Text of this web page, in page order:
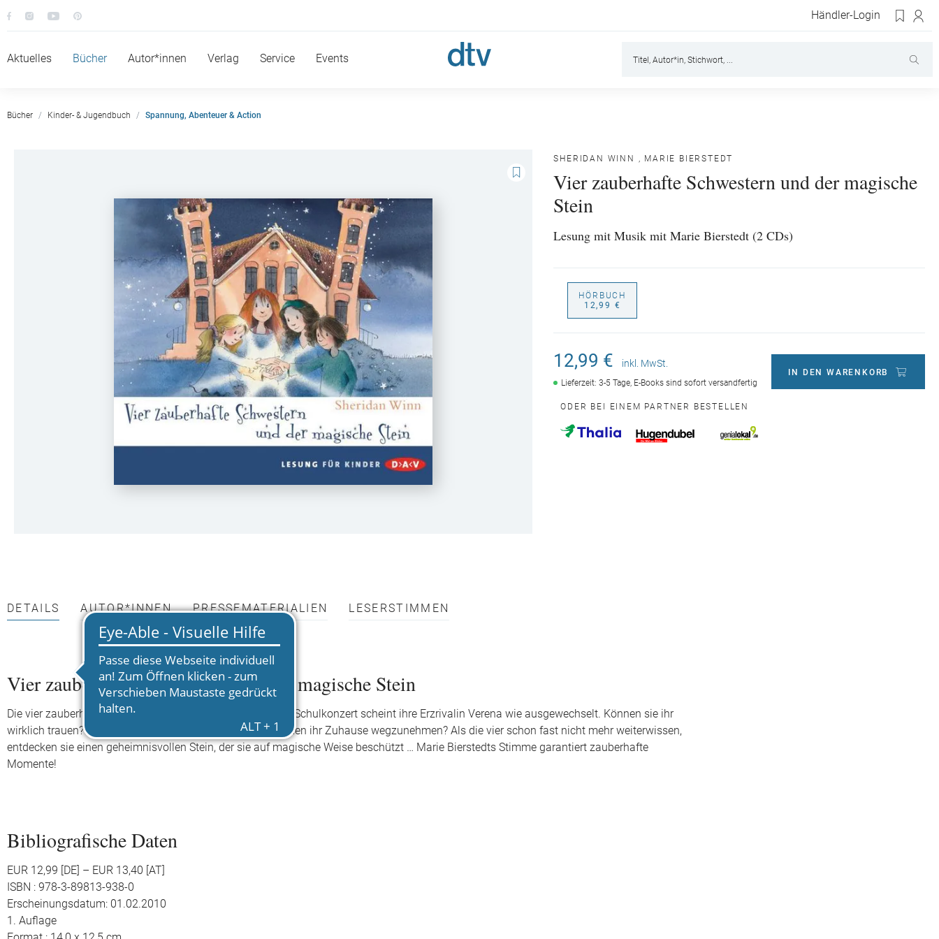
Händler-Login
Aktuelles Bücher Autor*innen Verlag Service Events
Bücher Kinder- & Jugendbuch Spannung, Abenteuer & Action
SHERIDAN WINN , MARIE BIERSTEDT
Vier zauberhafte Schwestern und der magische
Stein
Lesung mit Musik mit Marie Bierstedt (2 CDs)
HÖRBUCH
12,99 €
12,99 € inkl. MwSt.
Lieferzeit: 3-5 Tage, E-Books sind sofort versandfertig
IN DEN WARENKORB
ODER BEI EINEM PARTNER BESTELLEN
DETAILS AUTOR*INNEN PRESSEMATERIALIEN LESERSTIMMEN
Vier zauberhafte Schwestern und der magische Stein
Die vier zauberhaften Schwestern sind skeptisch. Seit dem Schulkonzert scheint ihre Erzrivalin Verena wie ausgewechselt. Können sie ihr
wirklich trauen? Oder ist das nur ein hinterhältiger Plan, ihnen ihr Zuhause wegzunehmen? Als die vier schon fast nicht mehr weiterwissen,
entdecken sie einen geheimnisvollen Stein, der sie auf magische Weise beschützt … Marie Bierstedts Stimme garantiert zauberhafte
Momente!
Bibliografische Daten
EUR 12,99 [DE] – EUR 13,40 [AT]
ISBN : 978-3-89813-938-0
Erscheinungsdatum: 01.02.2010
1. Auflage